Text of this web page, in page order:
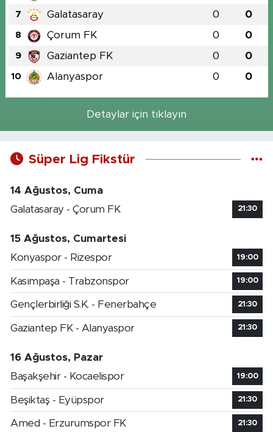
7 Galatasaray 0 0
8 Çorum FK 0 0
9 Gaziantep FK 0 0
10 Alanyaspor 0 0
Detaylar için tıklayın
Süper Lig Fikstür
14 Ağustos, Cuma
Galatasaray - Çorum FK
21:30
15 Ağustos, Cumartesi
Konyaspor - Rizespor
19:00
Kasımpaşa - Trabzonspor 19:00
Gençlerbirliği S.K. - Fenerbahçe 21:30
Gaziantep FK - Alanyaspor 21:30
16 Ağustos, Pazar
Başakşehir - Kocaelispor
19:00
Beşiktaş - Eyüpspor 21:30
Amed - Erzurumspor FK 21:30